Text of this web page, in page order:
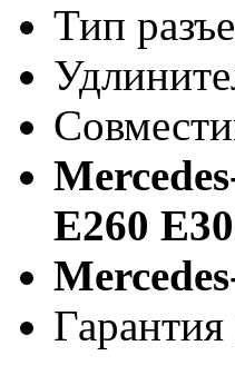
Тип
E260